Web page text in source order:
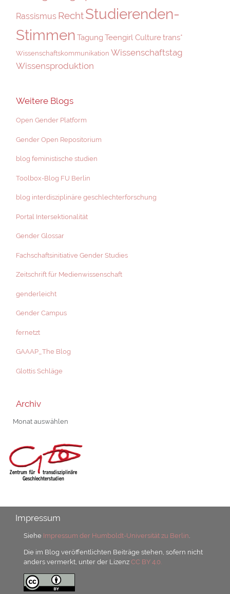
Rassismus RechtStudierenden-
Stimmen Tagung Teengirl Culturetrans*
Wissenschaftskommunikation Wissenschaftstag
Wissensproduktion
Weitere Blogs
Open Gender Platform
Gender Open Repositorium
blog feministische studien
Toolbox-Blog FU Berlin
blog interdisziplinäre geschlechterforschung
Portal Intersektionalität
Gender Glossar
Fachschaftsinitiative Gender Studies
Zeitschrift für Medienwissenschaft
genderleicht
Gender Campus
fernetzt
GAAAP_The Blog
Glottis Schläge
Archiv
Archiv
Impressum
Siehe Impressum der Humboldt-Universität zu Berlin.
Die im Blog veröffentlichten Beiträge stehen, sofern nicht
anders vermerkt, unter der LizenzCC BY 4.0.